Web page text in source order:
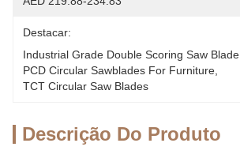
Destacar:
Industrial Grade Double Scoring Saw Blade
PCD Circular Sawblades For Furniture
TCT Circular Saw Blades
Descrição Do Produto